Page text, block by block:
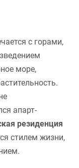
с горами,
море,
апарт-
резиденция
стилем жизни,